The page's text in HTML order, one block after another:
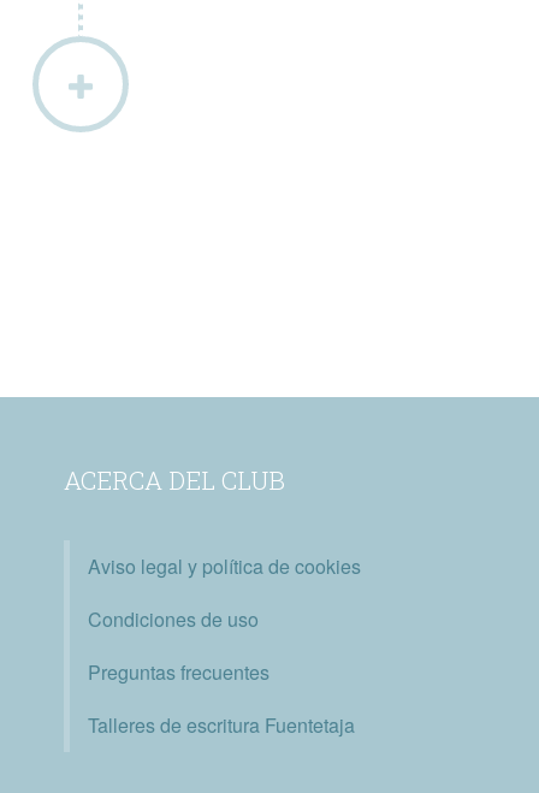
ACERCA DEL CLUB
Aviso legal y política de cookies
Condiciones de uso
Preguntas frecuentes
Talleres de escritura Fuentetaja